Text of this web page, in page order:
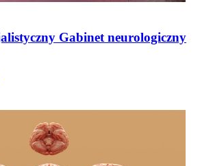
Gabinet neurologiczny